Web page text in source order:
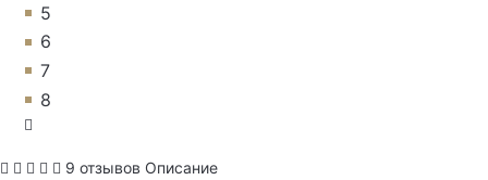
5
6
7
8
9 отзывов Описание